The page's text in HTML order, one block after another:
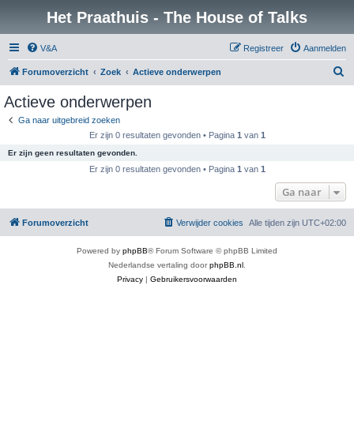
Het Praathuis - The House of Talks
V&A Aanmelden
Registreer
Forumoverzicht Zoek Actieve onderwerpen
Actieve onderwerpen
Ga naar uitgebreid zoeken
Er zijn 0 resultaten gevonden • Pagina 1 van 1
Er zijn geen resultaten gevonden.
Er zijn 0 resultaten gevonden • Pagina 1 van 1
Ga naar
Forumoverzicht Alle tijden zijn UTC+02:00
Verwijder cookies
Powered by phpBB® Forum Software © phpBB Limited
Nederlandse vertaling doorphpBB.nl
Privacy | Gebruikersvoorwaarden